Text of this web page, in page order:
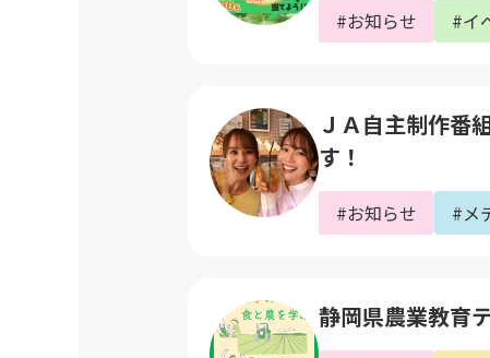
#お知らせ #イ
ＪＡ自主制作番
す！
#お知らせ #メ
静岡県農業教育